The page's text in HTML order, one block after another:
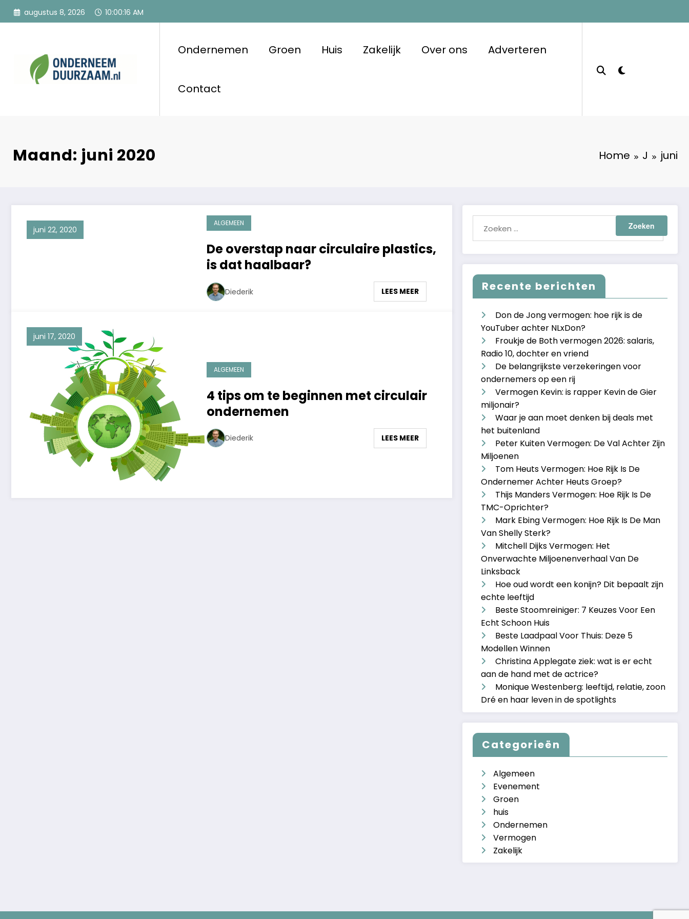
naar
augustus 8, 2026 10:00:17 AM
Onderneem Duurzaam
Ondernemen Groen Huis Zakelijk Over ons Adverteren
Contact
Maand: juni 2020 Home J juni
juni 22, 2020
ALGEMEEN
De overstap naar circulaire plastics,
is dat haalbaar?
Diederik LEES MEER
juni 17, 2020
ALGEMEEN
4 tips om te beginnen met circulair
ondernemen
Diederik LEES MEER
Recente berichten
Don de Jong vermogen: hoe rijk is de
YouTuber achter NLxDon?
Froukje de Both vermogen 2026: salaris,
Radio 10, dochter en vriend
De belangrijkste verzekeringen voor
ondernemers op een rij
Vermogen Kevin: is rapper Kevin de Gier
miljonair?
Waar je aan moet denken bij deals met
het buitenland
Peter Kuiten Vermogen: De Val Achter Zijn
Miljoenen
Tom Heuts Vermogen: Hoe Rijk Is De
Ondernemer Achter Heuts Groep?
Thijs Manders Vermogen: Hoe Rijk Is De
TMC-Oprichter?
Mark Ebing Vermogen: Hoe Rijk Is De Man
Van Shelly Sterk?
Mitchell Dijks Vermogen: Het
Onverwachte Miljoenenverhaal Van De
Linksback
Hoe oud wordt een konijn? Dit bepaalt zijn
echte leeftijd
Beste Stoomreiniger: 7 Keuzes Voor Een
Echt Schoon Huis
Beste Laadpaal Voor Thuis: Deze 5
Modellen Winnen
Christina Applegate ziek: wat is er echt
aan de hand met de actrice?
Monique Westenberg: leeftijd, relatie, zoon
Dré en haar leven in de spotlights
Categorieën
Algemeen
Evenement
Groen
huis
Ondernemen
Vermogen
Zakelijk